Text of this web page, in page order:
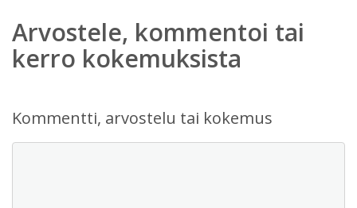
Arvostele, kommentoi tai
kerro kokemuksista
Kommentti, arvostelu tai kokemus